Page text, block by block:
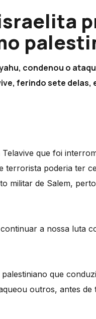
condenou o
ferindo sete delas,
que foi
terrorista poderia ter
militar de Salem,
a nossa luta
que
outros, antes